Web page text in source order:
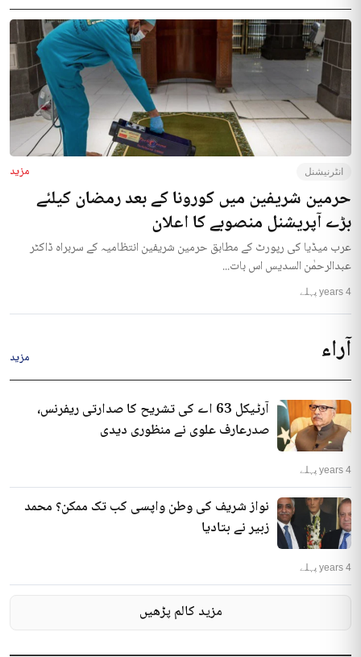
انٹرنیشنل مزید
حرمین شریفین میں کورونا کے بعد رمضان کیلئے
بڑے آپریشنل منصوبے کا اعلان
عرب میڈیا کی رپورٹ کے مطابق حرمین شریفین انتظامیہ کے سربراہ ڈاکٹر
عبدالرحمٰن السدیس اس بات...
4 years پہلے
آراء مزید
آرٹیکل 63 اے کی تشریح کا صدارتی ریفرنس،
صدرعارف علوی نے منظوری دیدی
4 years پہلے
نواز شریف کی وطن واپسی کب تک ممکن؟ محمد
زبیر نے بتادیا
4 years پہلے
مزید کالم پڑھیں